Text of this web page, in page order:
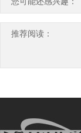
推荐阅读：